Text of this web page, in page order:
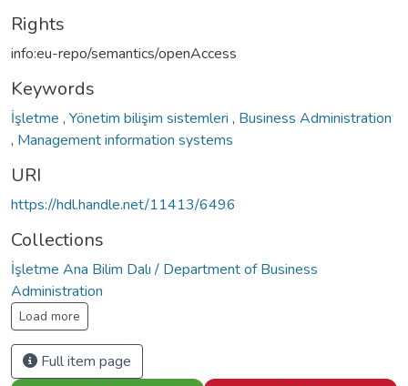
Rights
info:eu-repo/semantics/openAccess
Keywords
İşletme , Yönetim bilişim sistemleri , Business Administration
, Management information systems
URI
https://hdl.handle.net/11413/6496
Collections
İşletme Ana Bilim Dalı / Department of Business
Administration
Load more
Full item page